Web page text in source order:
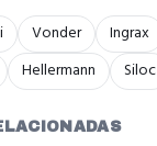
Vonder Ingrax
Hellermann Siloc